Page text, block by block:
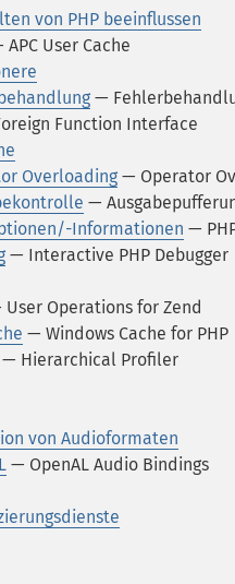
von PHP beeinflussen
APC User Cache
—
Function Interface
Overloading — Operator
—
Informationen —
— Interactive PHP Debugger
Operations for Zend
— Windows Cache for PHP
Hierarchical Profiler
von Audioformaten
— OpenAL Audio Bindings